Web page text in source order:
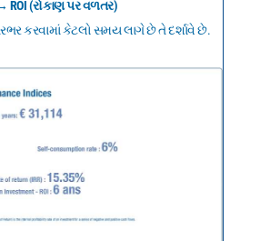
ROI (રોકાણ પર વળતર)
કરવામાં કેટલો સમય લાગે છે તે દર્શાવે છે.